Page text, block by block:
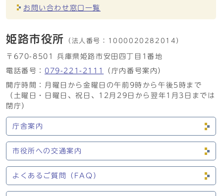
お問い合わせ窓口一覧
姫路市役所 （法人番号： 1000020282014）
〒670-8501 兵庫県姫路市安田四丁目1番地
電話番号： 079-221-2111
（庁内番号案内）
開庁時間：月曜日から金曜日の午前9時から午後5時まで
（土曜日・日曜日、祝日、12月29日から翌年1月3日までは
閉庁）
庁舎案内
市役所への交通案内
よくあるご質問（FAQ）